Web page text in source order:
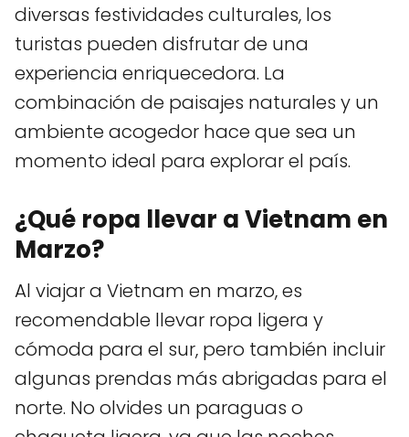
diversas festividades culturales, los
turistas pueden disfrutar de una
experiencia enriquecedora. La
combinación de paisajes naturales y un
ambiente acogedor hace que sea un
momento ideal para explorar el país.
¿Qué ropa llevar a Vietnam en
Marzo?
Al viajar a Vietnam en marzo, es
recomendable llevar ropa ligera y
cómoda para el sur, pero también incluir
algunas prendas más abrigadas para el
norte. No olvides un paraguas o